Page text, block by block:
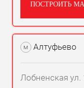
ПОСТРОИТЬ
м Алтуфьево
Лобненская ул.